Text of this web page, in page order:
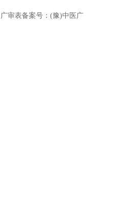
审表备案号：(豫)中医广